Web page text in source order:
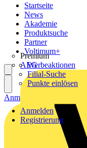
Startseite
News
Akademie
Produktsuche
Partner
Premium
AEG
Voltimum+
Werbeaktionen
Filial-Suche
Punkte einlösen
Anmelden
Registrierung
Anmelden